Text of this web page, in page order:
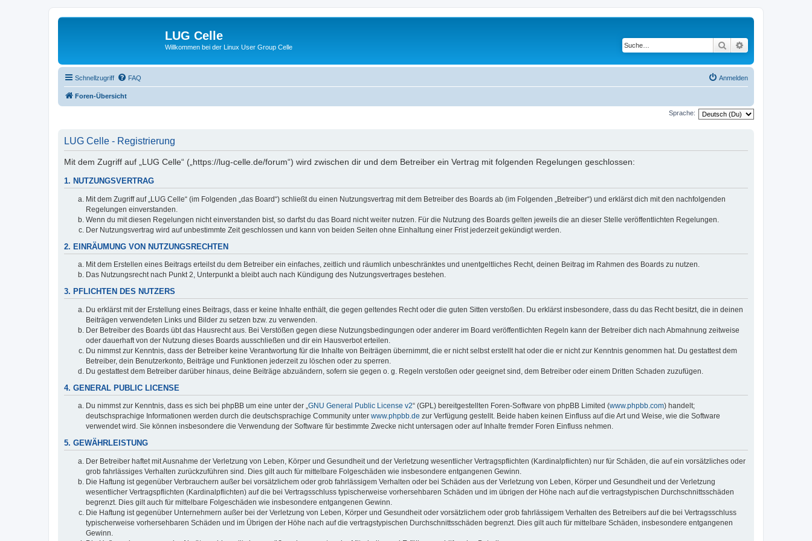
LUG Celle
Willkommen bei der Linux User Group Celle Suche
Schnellzugriff FAQ Anmelden
Foren-Übersicht
Sprache:
LUG Celle - Registrierung
Mit dem Zugriff auf „LUG Celle“ („https://lug-celle.de/forum“) wird zwischen dir und dem Betreiber ein Vertrag mit folgenden Regelungen geschlossen:
1. NUTZUNGSVERTRAG
Mit dem Zugriff auf „LUG Celle“ (im Folgenden „das Board“) schließt du einen Nutzungsvertrag mit dem Betreiber des Boards ab (im Folgenden „Betreiber“) und erklärst dich mit den nachfolgenden
Regelungen einverstanden.
Wenn du mit diesen Regelungen nicht einverstanden bist, so darfst du das Board nicht weiter nutzen. Für die Nutzung des Boards gelten jeweils die an dieser Stelle veröffentlichten Regelungen.
Der Nutzungsvertrag wird auf unbestimmte Zeit geschlossen und kann von beiden Seiten ohne Einhaltung einer Frist jederzeit gekündigt werden.
2. EINRÄUMUNG VON NUTZUNGSRECHTEN
Mit dem Erstellen eines Beitrags erteilst du dem Betreiber ein einfaches, zeitlich und räumlich unbeschränktes und unentgeltliches Recht, deinen Beitrag im Rahmen des Boards zu nutzen.
Das Nutzungsrecht nach Punkt 2, Unterpunkt a bleibt auch nach Kündigung des Nutzungsvertrages bestehen.
3. PFLICHTEN DES NUTZERS
Du erklärst mit der Erstellung eines Beitrags, dass er keine Inhalte enthält, die gegen geltendes Recht oder die guten Sitten verstoßen. Du erklärst insbesondere, dass du das Recht besitzt, die in deinen
Beiträgen verwendeten Links und Bilder zu setzen bzw. zu verwenden.
Der Betreiber des Boards übt das Hausrecht aus. Bei Verstößen gegen diese Nutzungsbedingungen oder anderer im Board veröffentlichten Regeln kann der Betreiber dich nach Abmahnung zeitweise
oder dauerhaft von der Nutzung dieses Boards ausschließen und dir ein Hausverbot erteilen.
Du nimmst zur Kenntnis, dass der Betreiber keine Verantwortung für die Inhalte von Beiträgen übernimmt, die er nicht selbst erstellt hat oder die er nicht zur Kenntnis genommen hat. Du gestattest dem
Betreiber, dein Benutzerkonto, Beiträge und Funktionen jederzeit zu löschen oder zu sperren.
Du gestattest dem Betreiber darüber hinaus, deine Beiträge abzuändern, sofern sie gegen o. g. Regeln verstoßen oder geeignet sind, dem Betreiber oder einem Dritten Schaden zuzufügen.
4. GENERAL PUBLIC LICENSE
Du nimmst zur Kenntnis, dass es sich bei phpBB um eine unter der „GNU General Public License v2“ (GPL) bereitgestellten Foren-Software von phpBB Limited (www.phpbb.com) handelt;
deutschsprachige Informationen werden durch die deutschsprachige Community unter www.phpbb.de zur Verfügung gestellt. Beide haben keinen Einfluss auf die Art und Weise, wie die Software
verwendet wird. Sie können insbesondere die Verwendung der Software für bestimmte Zwecke nicht untersagen oder auf Inhalte fremder Foren Einfluss nehmen.
5. GEWÄHRLEISTUNG
Der Betreiber haftet mit Ausnahme der Verletzung von Leben, Körper und Gesundheit und der Verletzung wesentlicher Vertragspflichten (Kardinalpflichten) nur für Schäden, die auf ein vorsätzliches oder
grob fahrlässiges Verhalten zurückzuführen sind. Dies gilt auch für mittelbare Folgeschäden wie insbesondere entgangenen Gewinn.
Die Haftung ist gegenüber Verbrauchern außer bei vorsätzlichem oder grob fahrlässigem Verhalten oder bei Schäden aus der Verletzung von Leben, Körper und Gesundheit und der Verletzung
wesentlicher Vertragspflichten (Kardinalpflichten) auf die bei Vertragsschluss typischerweise vorhersehbaren Schäden und im übrigen der Höhe nach auf die vertragstypischen Durchschnittsschäden
begrenzt. Dies gilt auch für mittelbare Folgeschäden wie insbesondere entgangenen Gewinn.
Die Haftung ist gegenüber Unternehmern außer bei der Verletzung von Leben, Körper und Gesundheit oder vorsätzlichem oder grob fahrlässigem Verhalten des Betreibers auf die bei Vertragsschluss
typischerweise vorhersehbaren Schäden und im Übrigen der Höhe nach auf die vertragstypischen Durchschnittsschäden begrenzt. Dies gilt auch für mittelbare Schäden, insbesondere entgangenen
Gewinn.